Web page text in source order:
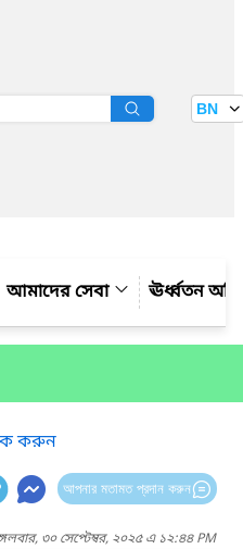
বাতায়ন BN
আমাদের সেবা ঊর্ধ্বতন
করুন
আপনার মতামত প্রদান করুন
৩০ সেপ্টেম্বর, ২০২৫ এ ১২:৪৪ PM